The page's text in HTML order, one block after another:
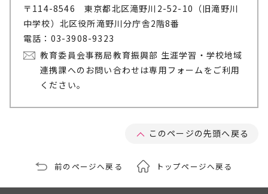
〒114-8546 東京都北区滝野川2-52-10（旧滝野川
中学校）北区役所滝野川分庁舎2階8番
電話：03-3908-9323
教育委員会事務局教育振興部 生涯学習・学校地域
連携課へのお問い合わせは専用フォームをご利用
ください。
このページの先頭へ戻る
前のページへ戻る トップページへ戻る